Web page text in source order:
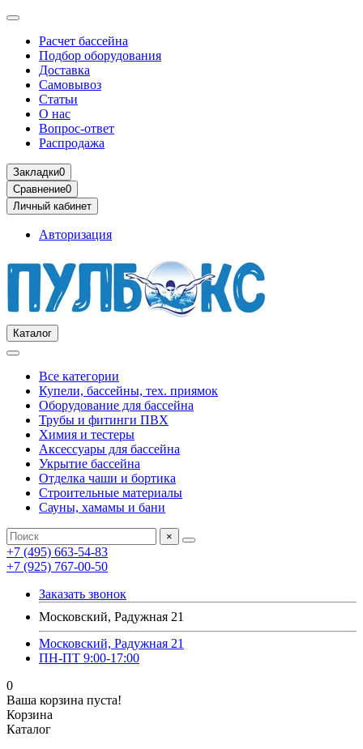
Расчет бассейна
Подбор оборудования
Доставка
Самовывоз
Статьи
О нас
Вопрос-ответ
Распродажа
Закладки0
Сравнение0
Личный кабинет
Авторизация
Каталог
Все категории
Купели, бассейны, тех. приямок
Оборудование для бассейна
Трубы и фитинги ПВХ
Химия и тестеры
Аксессуары для бассейна
Укрытие бассейна
Отделка чаши и бортика
Строительные материалы
Сауны, хамамы и бани
×
+7 (495) 663-54-83
+7 (925) 767-00-50
Заказать звонок
Московский, Радужная 21
Московский, Радужная 21
ПН-ПТ 9:00-17:00
0
Ваша корзина пуста!
Корзина
Каталог